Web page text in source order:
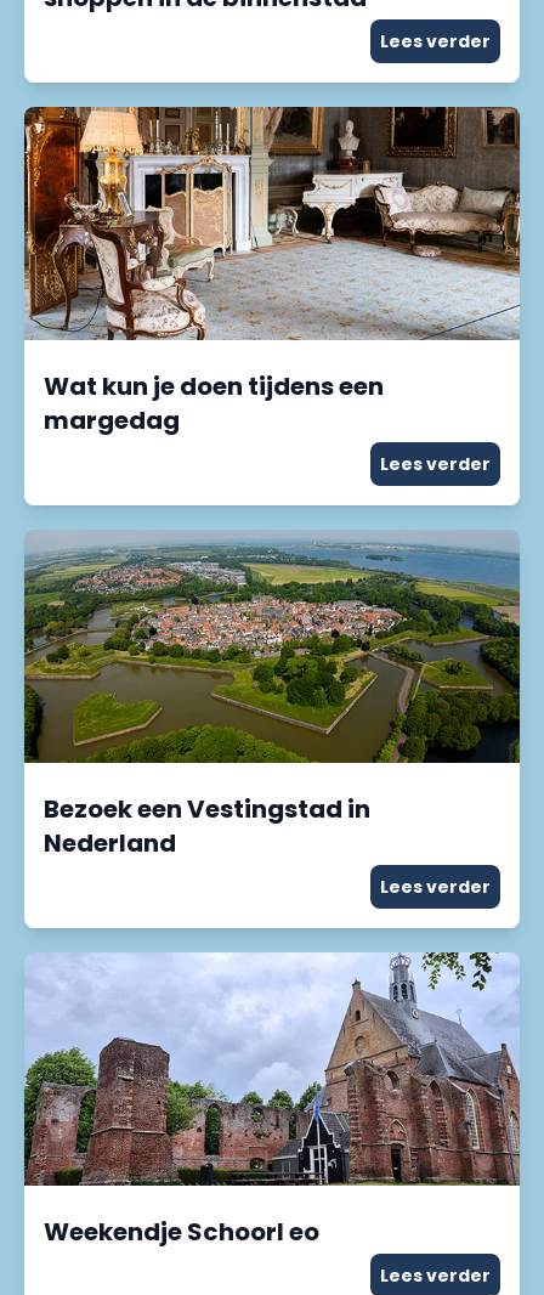
Lees verder
Wat kun je doen tijdens een
margedag
Lees verder
Bezoek een Vestingstad in
Nederland
Lees verder
Weekendje Schoorl eo
Lees verder